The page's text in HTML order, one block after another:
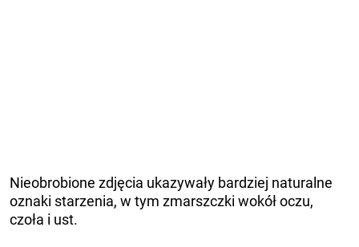
Nieobrobione zdjęcia ukazywały bardziej naturalne
oznaki starzenia, w tym zmarszczki wokół oczu,
czoła i ust.